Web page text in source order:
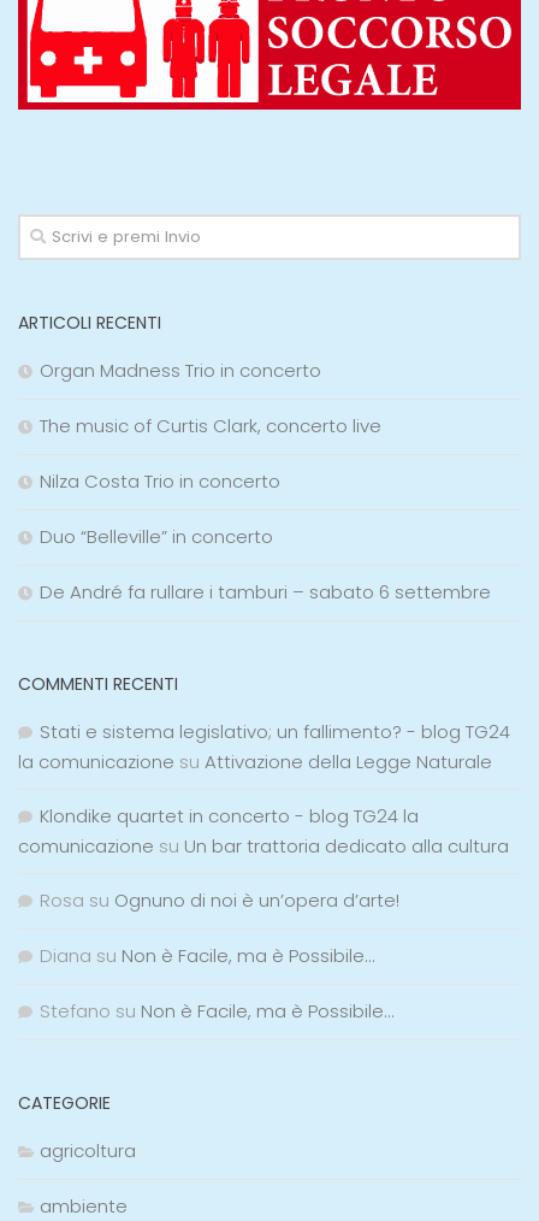
ARTICOLI RECENTI
Organ Madness Trio in concerto
The music of Curtis Clark, concerto live
Nilza Costa Trio in concerto
Duo “Belleville” in concerto
De André fa rullare i tamburi – sabato 6 settembre
COMMENTI RECENTI
Stati e sistema legislativo; un fallimento? - blog TG24
la comunicazione su Attivazione della Legge Naturale
Klondike quartet in concerto - blog TG24 la
comunicazione su Un bar trattoria dedicato alla cultura
Rosa su Ognuno di noi è un’opera d’arte!
Diana su Non è Facile, ma è Possibile…
Stefano su Non è Facile, ma è Possibile…
CATEGORIE
agricoltura
ambiente